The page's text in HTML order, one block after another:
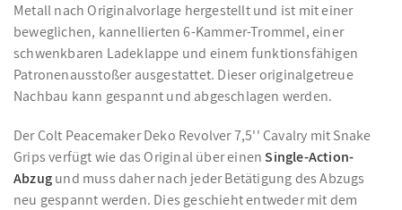
Metall nach Originalvorlage hergestellt und ist mit einer
beweglichen, kannellierten 6-Kammer-Trommel, einer
schwenkbaren Ladeklappe und einem funktionsfähigen
Patronenausstoßer ausgestattet. Dieser originalgetreue
Nachbau kann gespannt und abgeschlagen werden.
Der Colt Peacemaker Deko Revolver 7,5'' Cavalry mit Snake
Grips verfügt wie das Original über einenSingle-Action-
Abzugund muss daher nach jeder Betätigung des Abzugs
neu gespannt werden. Dies geschieht entweder mit dem